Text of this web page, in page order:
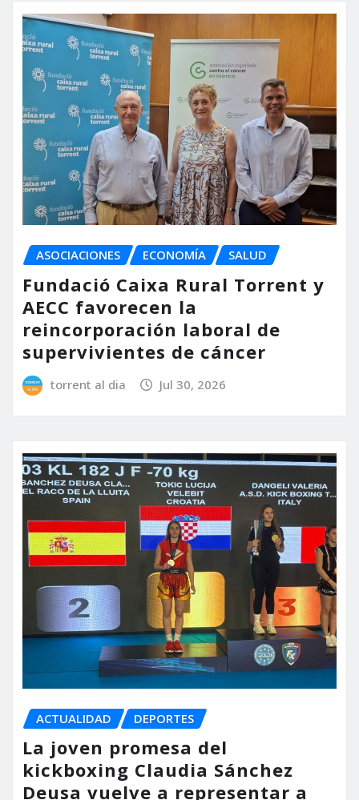
ASOCIACIONES ECONOMÍA SALUD
Fundació Caixa Rural Torrent y
AECC favorecen la
reincorporación laboral de
supervivientes de cáncer
torrent al dia Jul 30, 2026
ACTUALIDAD DEPORTES
La joven promesa del
kickboxing Claudia Sánchez
Deusa vuelve a representar a